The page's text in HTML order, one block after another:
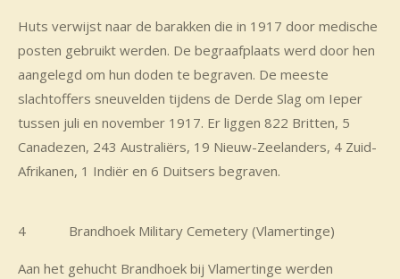
Huts verwijst naar de barakken die in 1917 door medische
posten gebruikt werden. De begraafplaats werd door hen
aangelegd om hun doden te begraven. De meeste
slachtoffers sneuvelden tijdens de Derde Slag om Ieper
tussen juli en november 1917. Er liggen 822 Britten, 5
Canadezen, 243 Australiërs, 19 Nieuw-Zeelanders, 4 Zuid-
Afrikanen, 1 Indiër en 6 Duitsers begraven.
4 Brandhoek Military Cemetery (Vlamertinge)
Aan het gehucht Brandhoek bij Vlamertinge werden